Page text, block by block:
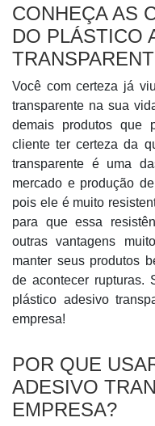
CONHEÇA AS
DO PLÁSTICO
Você com certeza já
transparente na sua
demais produtos que
cliente ter certeza da
transparente é uma
mercado e produção
pois ele é muito
para que essa
outras vantagens
manter seus produtos
de acontecer rupturas.
plástico adesivo
empresa!
POR QUE
ADESIVO
EMPRESA?